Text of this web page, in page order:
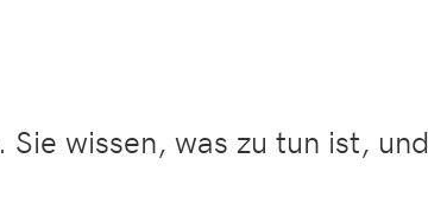
. Sie wissen, was zu tun ist,